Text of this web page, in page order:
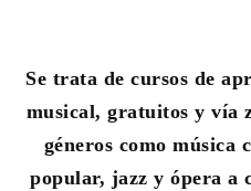
Se trata de cursos de
musical, gratuitos y vía
géneros como música
popular, jazz y ópera a